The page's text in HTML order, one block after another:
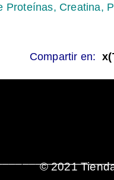
Proteínas, Creatina,
Compartir en:
© 2021